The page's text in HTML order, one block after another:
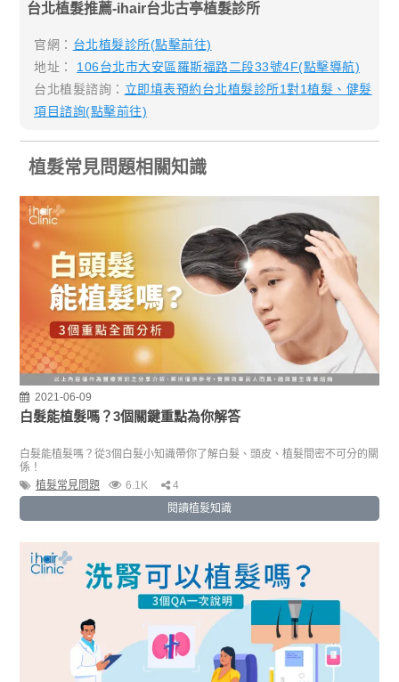
台北植髮推薦-ihair台北古亭植髮診所
官網： 台北植髮診所(點擊前往)
地址： 106台北市大安區羅斯福路二段33號4F(點擊導航)
台北植髮諮詢： 立即填表預約台北植髮診所1對1植髮、健髮
項目諮詢(點擊前往)
植髮常見問題相關知識
2021-06-09
白髮能植髮嗎？3個關鍵重點為你解答
白髮能植髮嗎？從3個白髮小知識帶你了解白髮、頭皮、植髮間密不可分的關
係！
植髮常見問題
6.1K
4
閱讀植髮知識